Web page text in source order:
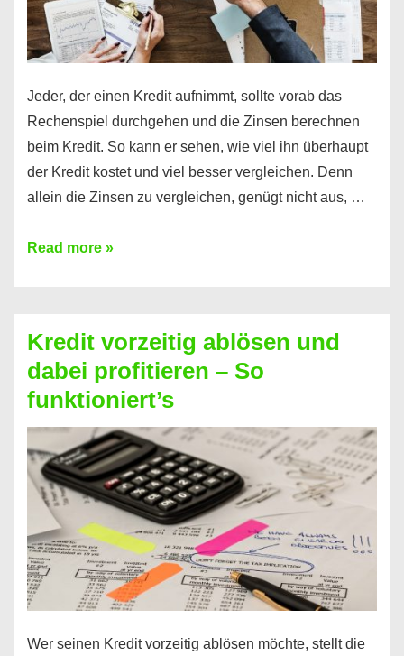
Jeder, der einen Kredit aufnimmt, sollte vorab das
Rechenspiel durchgehen und die Zinsen berechnen
beim Kredit. So kann er sehen, wie viel ihn überhaupt
der Kredit kostet und viel besser vergleichen. Denn
allein die Zinsen zu vergleichen, genügt nicht aus, …
Ganz
Kredit
berechnen
–
Mit
diesen
Regeln!
Read more »
Kredit vorzeitig ablösen und
dabei profitieren – So
funktioniert’s
Wer seinen Kredit vorzeitig ablösen möchte, stellt die